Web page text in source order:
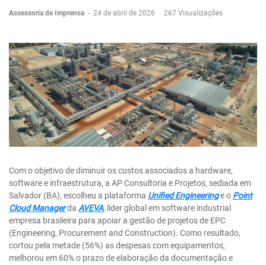
Assessoria de Imprensa - 24 de abril de 2026 267 Visualizações
Com o objetivo de diminuir os custos associados a hardware,
software e infraestrutura, a AP Consultoria e Projetos, sediada em
Salvador (BA), escolheu a plataforma Unified Engineeringe o Point
Cloud Managerda AVEVA, líder global em software industrial
empresa brasileira para apoiar a gestão de projetos de EPC
(Engineering, Procurement and Construction). Como resultado,
cortou pela metade (56%) as despesas com equipamentos,
melhorou em 60% o prazo de elaboração da documentação e